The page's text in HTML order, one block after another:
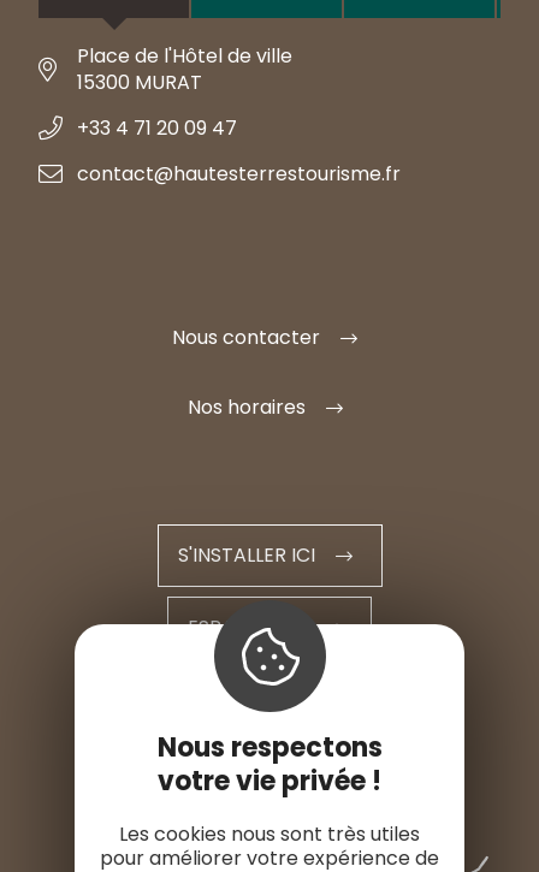
Place de l'Hôtel de ville
15300 MURAT
+33 4 71 20 09 47
contact@hautesterrestourisme.fr
Nous contacter
Nos horaires
S'INSTALLER ICI
ESPACE PRO
ESPACE PRESSE
Nous respectons
votre vie privée !
Les cookies nous sont très utiles
pour améliorer votre expérience de